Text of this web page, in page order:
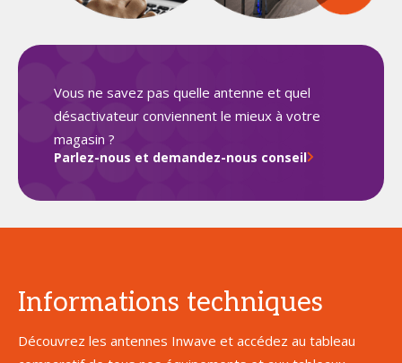
Vous ne savez pas quelle antenne et quel
désactivateur conviennent le mieux à votre
magasin ?
Parlez-nous et demandez-nous conseil
Informations techniques
Découvrez les antennes Inwave et accédez au tableau